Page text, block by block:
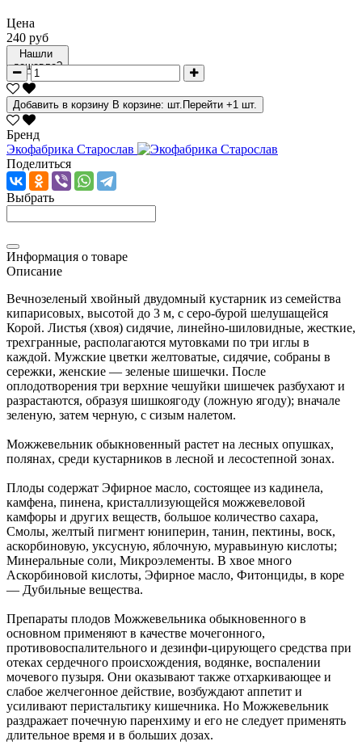
Цена
240 руб
Нашли
дешевле?
Добавить в корзину В корзине: шт. Перейти +1 шт.
Бренд
Экофабрика Старослав
Поделиться
Выбрать
Информация о товаре
Описание
Вечнозеленый хвойный двудомный кустарник из семейства
кипарисовых, высотой до 3 м, с серо-бурой шелушащейся
Корой. Листья (хвоя) сидячие, линейно-шиловидные, жесткие,
трехгранные, располагаются мутовками по три иглы в
каждой. Мужские цветки желтоватые, сидячие, собраны в
сережки, женские — зеленые шишечки. После
оплодотворения три верхние чешуйки шишечек разбухают и
разрастаются, образуя шишкоягоду (ложную ягоду); вначале
зеленую, затем черную, с сизым налетом.
Можжевельник обыкновенный растет на лесных опушках,
полянах, среди кустарников в лесной и лесостепной зонах.
Плоды содержат Эфирное масло, состоящее из кадинела,
камфена, пинена, кристаллизующейся можжевеловой
камфоры и других веществ, большое количество сахара,
Смолы, желтый пигмент юниперин, танин, пектины, воск,
аскорбиновую, уксусную, яблочную, муравьиную кислоты;
Минеральные соли, Микроэлементы. В хвое много
Аскорбиновой кислоты, Эфирное масло, Фитонциды, в коре
— Дубильные вещества.
Препараты плодов Можжевельника обыкновенного в
основном применяют в качестве мочегонного,
противовоспалительного и дезинфи-цирующего средства при
отеках сердечного происхождения, водянке, воспалении
мочевого пузыря. Они оказывают также отхаркивающее и
слабое желчегонное действие, возбуждают аппетит и
усиливают перистальтику кишечника. Но Можжевельник
раздражает почечную паренхиму и его не следует применять
длительное время и в больших дозах.